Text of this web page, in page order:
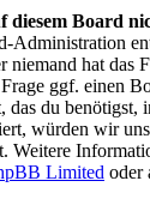
diesem Board
Administration
niemand hat das
Frage ggf. einen
das du benötigst,
würden wir
Weitere
Limited oder